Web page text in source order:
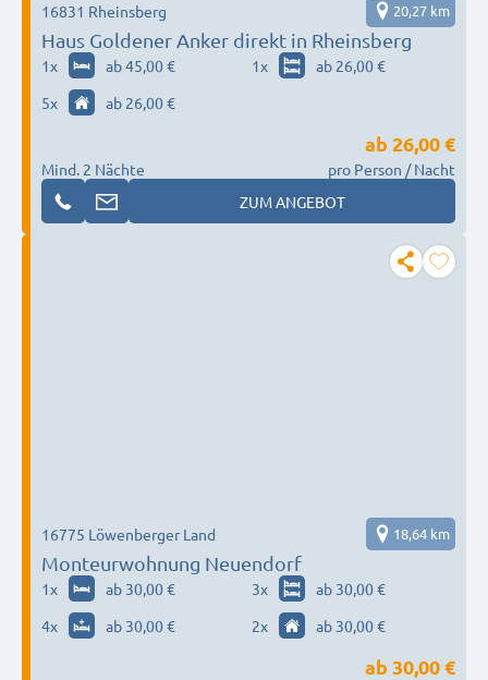
Haus Goldener Anker direkt in Rheinsberg
16831 Rheinsberg 20,27 km
1x ab 45,00 € 1x
ab 26,00 €
5x ab 26,00 €
Mind. 2 Nächte
ab 26,00 €
pro Person / Nacht
ZUM ANGEBOT
Monteurwohnung Neuendorf
16775 Löwenberger Land 18,64 km
1x ab 30,00 € 3x
ab 30,00 €
4x ab 30,00 € 2x ab 30,00 €
ab 30,00 €